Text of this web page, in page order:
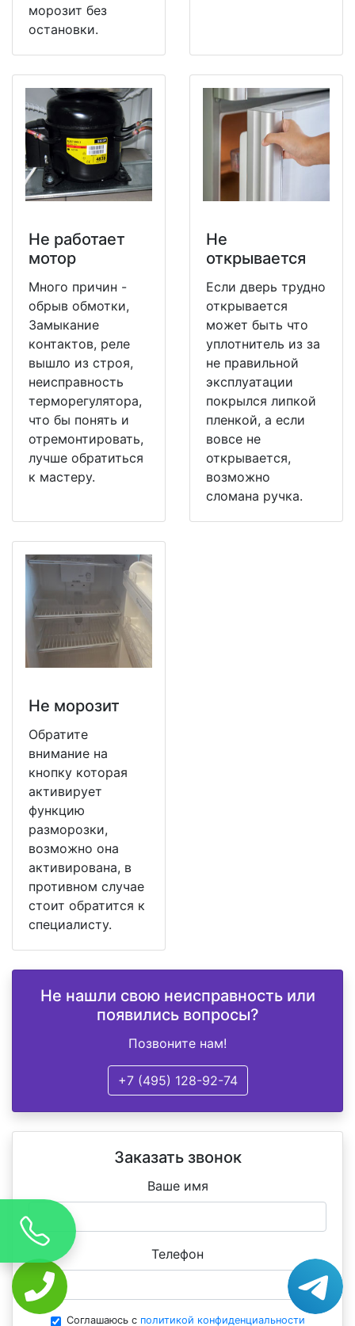
морозит без
остановки.
Не работает
мотор
Много причин -
обрыв обмотки,
Замыкание
контактов, реле
вышло из строя,
неисправность
терморегулятора,
что бы понять и
отремонтировать,
лучше обратиться
к мастеру.
Не
открывается
Если дверь трудно
открывается
может быть что
уплотнитель из за
не правильной
эксплуатации
покрылся липкой
пленкой, а если
вовсе не
открывается,
возможно
сломана ручка.
Не морозит
Обратите
внимание на
кнопку которая
активирует
функцию
разморозки,
возможно она
активирована, в
противном случае
стоит обратится к
специалисту.
Не нашли свою неисправность или
появились вопросы?
Позвоните нам!
+7 (495) 128-92-74
Заказать звонок
Ваше имя
Телефон
Соглашаюсь с политикой конфиденциальности